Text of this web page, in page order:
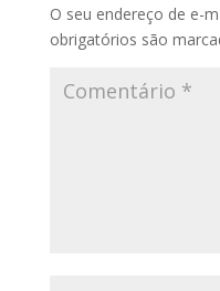
O seu endereço de e-
obrigatórios são